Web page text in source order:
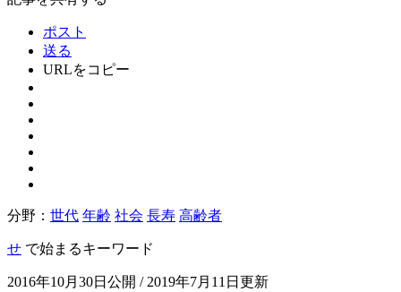
ポスト
送る
URLをコピー
分野： 世代 年齢 社会 長寿 高齢者
せ で始まるキーワード
2016年10月30日公開 / 2019年7月11日更新